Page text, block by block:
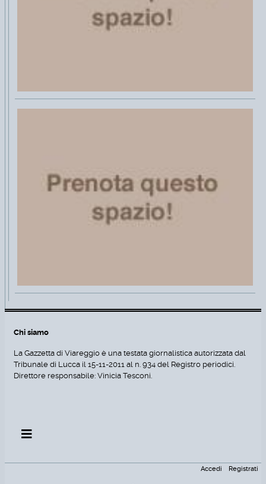
Chi siamo
La Gazzetta di Viareggio è una testata giornalistica autorizzata dal
Tribunale di Lucca il 15-11-2011 al n. 934 del Registro periodici.
Direttore responsabile: Vinicia Tesconi.
Accedi Registrati